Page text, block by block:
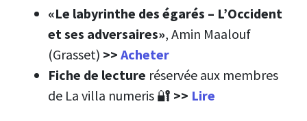
«Le labyrinthe des égarés – L’Occident
et ses adversaires», Amin Maalouf
(Grasset) >> Acheter
Fiche de lecture réservée aux membres
de La villa numeris 🔐 >> Lire